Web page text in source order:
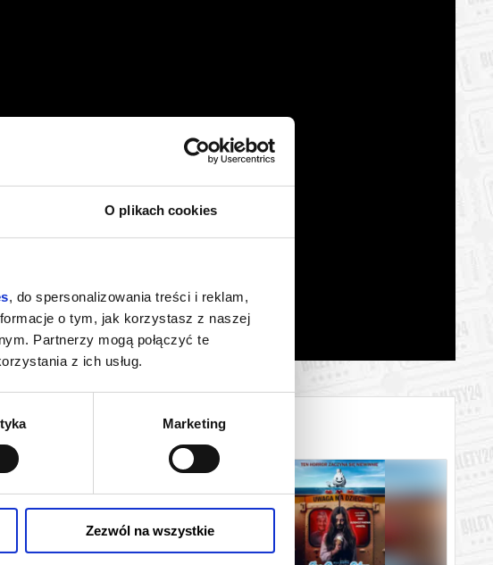
O plikach cookies
, do spersonalizowania treści i reklam,
o tym, jak korzystasz z naszej
Partnerzy mogą połączyć te
z ich usług.
Marketing
Zezwól na wszystkie